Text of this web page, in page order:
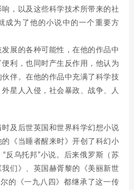
，以及这些科学技术所带来的社
成为了他的小说中的一个重要方
展的各种可能性，在他的作品中
利，也同时产生反作用，他认为
伴。在他的作品中充满了科学技
星人入侵，社会暴政、战争、人
及后世英国和世界科学幻想小说
《当睡者醒来时》开创了科幻小
反乌托邦”小说。后来俄罗斯（苏
们》、英国赫胥黎的《美丽新世
的《一九八四》都继承了这一传